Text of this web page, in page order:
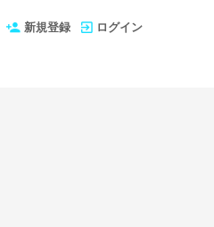
新規登録 ログイン